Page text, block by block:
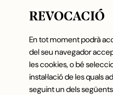
REVOCACIÓ
En tot moment podrà
del seu navegador
les cookies, o bé
instal·lació de les quals
seguint un dels